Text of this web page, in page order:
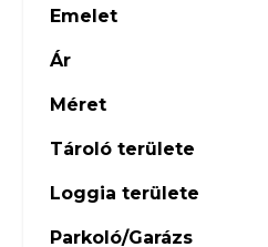
Emelet
Ár
Méret
Tároló területe
Loggia területe
Parkoló/Garázs